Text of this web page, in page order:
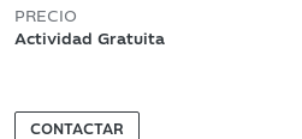
PRECIO
Actividad Gratuita
CONTACTAR